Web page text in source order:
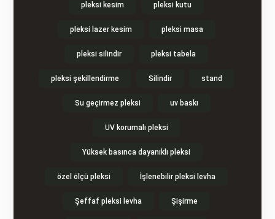
pleksi kesim pleksi kutu
pleksi lazer kesim pleksi masa
pleksi silindir pleksi tabela
pleksi şekillendirme Silindir stand
Su geçirmez pleksi uv baskı
UV korumalı pleksi
Yüksek basınca dayanıklı pleksi
özel ölçü pleksi İşlenebilir pleksi levha
Şeffaf pleksi levha Şişirme